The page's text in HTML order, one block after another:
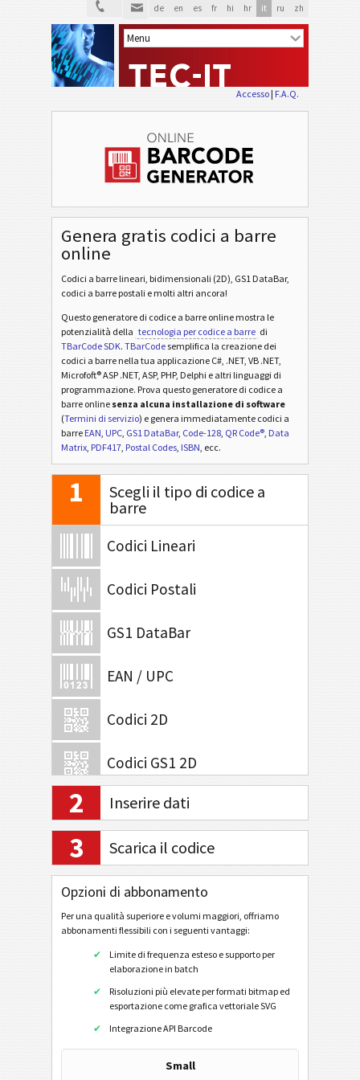
de en es fr hi hr it ru zh
Accesso| F.A.Q.
Genera gratis codici a barre
online
Codici a barre lineari, bidimensionali (2D), GS1 DataBar,
codici a barre postali e molti altri ancora!
Questo generatore di codice a barre online mostra le
potenzialità della tecnologia per codice a barre di
TBarCode SDK. TBarCodesemplifica la creazione dei
codici a barre nella tua applicazione C#, .NET, VB .NET,
Microfoft® ASP .NET, ASP, PHP, Delphi e altri linguaggi di
programmazione. Prova questo generatore di codice a
barre online senza alcuna installazione di software
(Termini di servizio) e genera immediatamente codici a
barre EAN, UPC, GS1 DataBar, Code-128, QR Code®, Data
Matrix, PDF417, Postal Codes, ISBN, ecc.
1
Scegli il tipo di codice a
barre
Codici Lineari
Codici Postali
GS1 DataBar
EAN / UPC
Codici 2D
Codici GS1 2D
Attività bancarie e pagamenti
Mobile Tagging
Codici sanitari
Code32
Flattermarken
HIBC LIC 39
HIBC LIC Aztec
HIBC LIC Codablock-F
2 Inserire dati
3 Scarica il codice
Opzioni di abbonamento
Per una qualità superiore e volumi maggiori, offriamo
abbonamenti flessibili con i seguenti vantaggi:
Limite di frequenza esteso e supporto per
elaborazione in batch
Risoluzioni più elevate per formati bitmap ed
esportazione come grafica vettoriale SVG
Integrazione API Barcode
Small